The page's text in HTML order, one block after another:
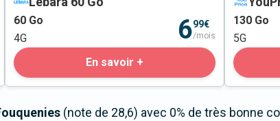
60 Go
4G
699€
/mois
En savoir +
130 Go
5G
(note de 28,6) avec 0% de très bonne